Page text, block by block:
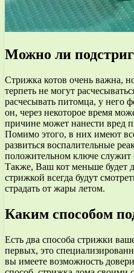
Можно ли
Стрижка котов очень важна,
терпеть не могут
расчесывать питомца, у него
он, через некоторое время
причине может нанести вред
Помимо этого, в них имеют
развиться воспалительные
положительном ключе служит
Также, Ваш кот меньше будет
стрижкой всегда будут
страдать от жары летом.
Каким способом
Есть два способа стрижки
первых, это
вы имеете возможность